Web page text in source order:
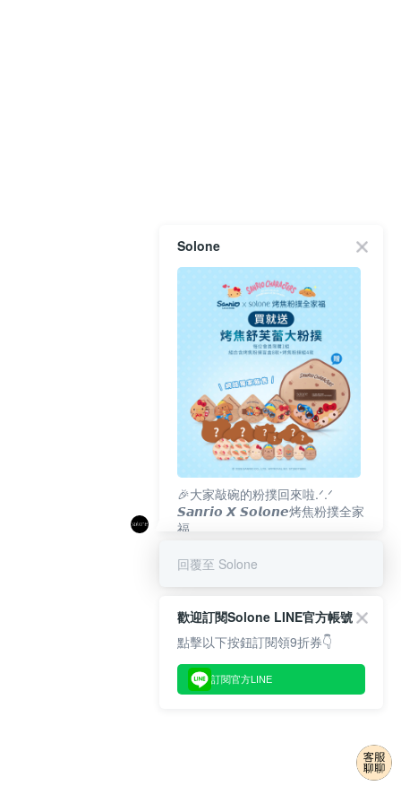
Solone
🎉大家敲碗的粉撲回來啦.ᐟ‪‪.ᐟ
𝙎𝙖𝙣𝙧𝙞𝙤 𝙓 𝙎𝙤𝙡𝙤𝙣𝙚烤焦粉撲全家
福
回覆至 Solone
歡迎訂閱Solone LINE官方帳號
點擊以下按鈕訂閱領9折券👇
訂閱官方LINE